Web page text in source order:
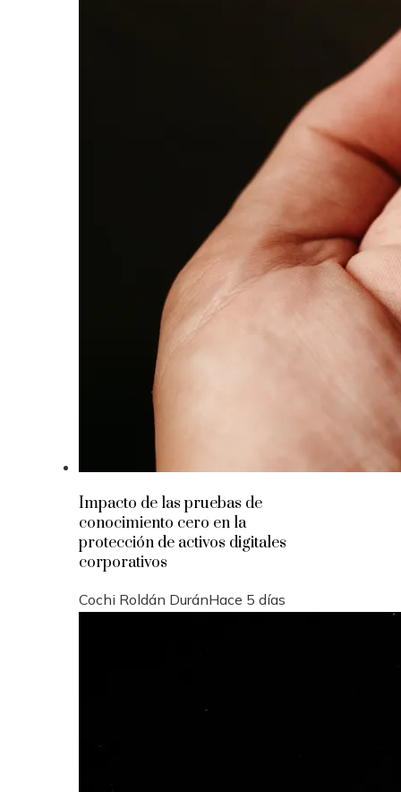
Impacto de las pruebas de
conocimiento cero en la
protección de activos digitales
corporativos
Cochi Roldán DuránHace 5 días